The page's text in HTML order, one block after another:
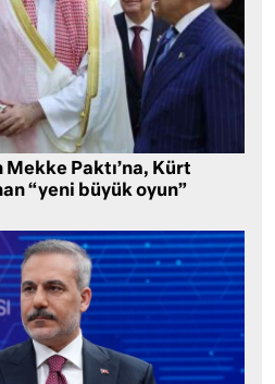
Mekke Paktı’na, Kürt
“yeni büyük oyun”